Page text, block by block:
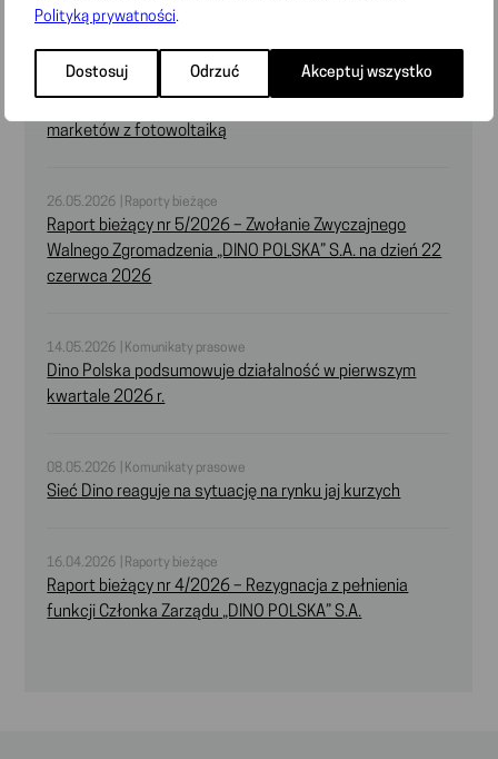
Polityką prywatności.
Dostosuj Odrzuć Akceptuj wszystko
S.A. w dniu 22 czerwca 2026 r.
28.05.2026 | Komunikaty prasowe
marketów z fotowoltaiką
26.05.2026 | Raporty bieżące
Raport bieżący nr 5/2026 – Zwołanie Zwyczajnego
Walnego Zgromadzenia „DINO POLSKA” S.A. na dzień 22
czerwca 2026
14.05.2026 | Komunikaty prasowe
Dino Polska podsumowuje działalność w pierwszym
kwartale 2026 r.
08.05.2026 | Komunikaty prasowe
Sieć Dino reaguje na sytuację na rynku jaj kurzych
16.04.2026 | Raporty bieżące
Raport bieżący nr 4/2026 – Rezygnacja z pełnienia
funkcji Członka Zarządu „DINO POLSKA” S.A.